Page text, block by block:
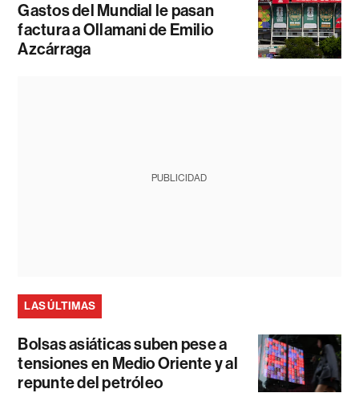
Gastos del Mundial le pasan
factura a Ollamani de Emilio
Azcárraga
PUBLICIDAD
LAS ÚLTIMAS
Bolsas asiáticas suben pese a
tensiones en Medio Oriente y al
repunte del petróleo